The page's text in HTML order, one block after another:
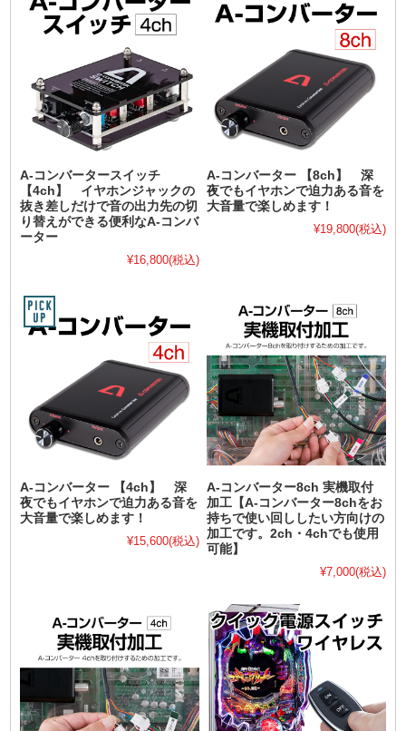
A-コンバータースイッチ
【4ch】 イヤホンジャックの
抜き差しだけで音の出力先の切
り替えができる便利なA-コンバ
ーター
¥16,800(税込)
A-コンバーター 【8ch】 深
夜でもイヤホンで迫力ある音を
大音量で楽しめます！
¥19,800(税込)
A-コンバーター 【4ch】 深
夜でもイヤホンで迫力ある音を
大音量で楽しめます！
¥15,600(税込)
A-コンバーター8ch 実機取付
加工【A-コンバーター8chをお
持ちで使い回ししたい方向けの
加工です。2ch・4chでも使用
可能】
¥7,000(税込)